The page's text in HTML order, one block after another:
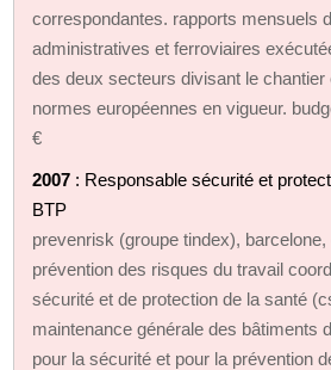
correspondantes. rapports mensuels
administratives et ferroviaires
des deux secteurs divisant le chantier
normes européennes en vigueur.
€
2007 : Responsable sécurité et
BTP
prevenrisk (groupe tindex), barcelone,
prévention des risques du travail
sécurité et de protection de la santé
maintenance générale des bâtiments
pour la sécurité et pour la prévention